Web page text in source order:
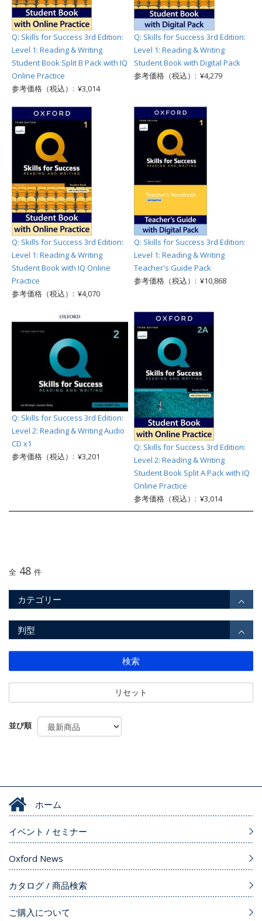
Q: Skills for Success 3rd Edition:
Level 1: Reading & Writing
Student Book Split B Pack with IQ
Online Practice
参考価格（税込）: ¥3,014
Q: Skills for Success 3rd Edition:
Level 1: Reading & Writing
Student Book with Digital Pack
参考価格（税込）: ¥4,279
Q: Skills for Success 3rd Edition:
Level 1: Reading & Writing
Student Book with IQ Online
Practice
参考価格（税込）: ¥4,070
Q: Skills for Success 3rd Edition:
Level 1: Reading & Writing
Teacher's Guide Pack
参考価格（税込）: ¥10,868
Q: Skills for Success 3rd Edition:
Level 2: Reading & Writing Audio
CD x1
参考価格（税込）: ¥3,201
Q: Skills for Success 3rd Edition:
Level 2: Reading & Writing
Student Book Split A Pack with IQ
Online Practice
参考価格（税込）: ¥3,014
全 48 件
カテゴリー
判型
検索
リセット
並び順
ホーム
イベント / セミナー
Oxford News
カタログ / 商品検索
ご購入について